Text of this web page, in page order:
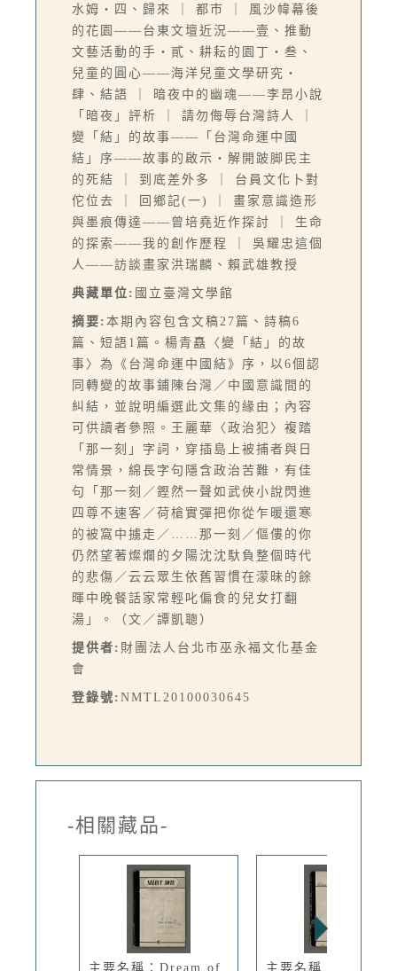
水姆‧四、歸來 ｜ 都市 ｜ 風沙幃幕後
的花園——台東文壇近況——壹、推動
文藝活動的手‧貳、耕耘的園丁‧叁、
兒童的圓心——海洋兒童文學研究‧
肆、結語 ｜ 暗夜中的幽魂——李昂小說
「暗夜」評析 ｜ 請勿侮辱台灣詩人 ｜
變「結」的故事——「台灣命運中國
結」序——故事的啟示‧解開跛脚民主
的死結 ｜ 到底差外多 ｜ 台員文化卜對
佗位去 ｜ 回鄉記(一) ｜ 畫家意識造形
與墨痕傳達——曾培堯近作探討 ｜ 生命
的探索——我的創作歷程 ｜ 吳耀忠這個
人——訪談畫家洪瑞麟、賴武雄教授
典藏單位: 國立臺灣文學館
摘要: 本期內容包含文稿27篇、詩稿6
篇、短語1篇。楊青矗〈變「結」的故
事〉為《台灣命運中國結》序，以6個認
同轉變的故事鋪陳台灣／中國意識間的
糾結，並說明編選此文集的緣由；內容
可供讀者參照。王麗華〈政治犯〉複踏
「那一刻」字詞，穿插島上被捕者與日
常情景，綿長字句隱含政治苦難，有佳
句「那一刻／鏗然一聲如武俠小說閃進
四尊不速客／荷槍實彈把你從乍暖還寒
的被窩中擄走／……那一刻／傴僂的你
仍然望著燦爛的夕陽沈沈馱負整個時代
的悲傷／云云眾生依舊習慣在濛昧的餘
暉中晚餐話家常輕叱偏食的兒女打翻
湯」。（文／譚凱聰）
提供者: 財團法人台北市巫永福文化基金
會
登錄號: NMTL20100030645
-相關藏品-
主要名稱：Dream of 主要名稱：科學曆法